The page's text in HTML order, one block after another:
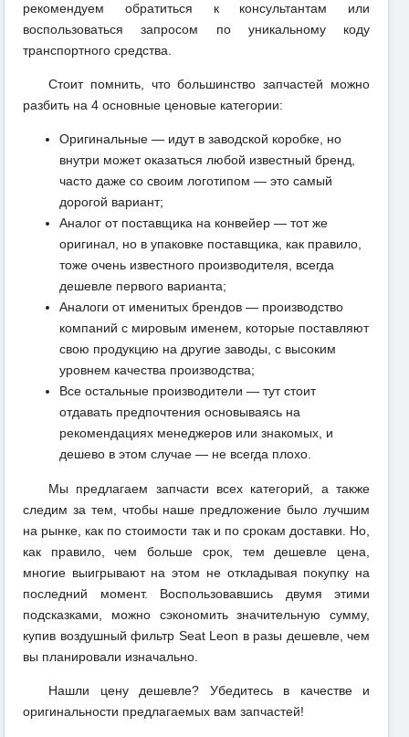
рекомендуем обратиться к консультантам или
воспользоваться запросом по уникальному коду
транспортного средства.
Стоит помнить, что большинство запчастей можно
разбить на 4 основные ценовые категории:
Оригинальные — идут в заводской коробке, но
внутри может оказаться любой известный бренд,
часто даже со своим логотипом — это самый
дорогой вариант;
Аналог от поставщика на конвейер — тот же
оригинал, но в упаковке поставщика, как правило,
тоже очень известного производителя, всегда
дешевле первого варианта;
Аналоги от именитых брендов — производство
компаний с мировым именем, которые поставляют
свою продукцию на другие заводы, с высоким
уровнем качества производства;
Все остальные производители — тут стоит
отдавать предпочтения основываясь на
рекомендациях менеджеров или знакомых, и
дешево в этом случае — не всегда плохо.
Мы предлагаем запчасти всех категорий, а также
следим за тем, чтобы наше предложение было лучшим
на рынке, как по стоимости так и по срокам доставки. Но,
как правило, чем больше срок, тем дешевле цена,
многие выигрывают на этом не откладывая покупку на
последний момент. Воспользовавшись двумя этими
подсказками, можно сэкономить значительную сумму,
купив воздушный фильтр Seat Leon в разы дешевле, чем
вы планировали изначально.
Нашли цену дешевле? Убедитесь в качестве и
оригинальности предлагаемых вам запчастей!